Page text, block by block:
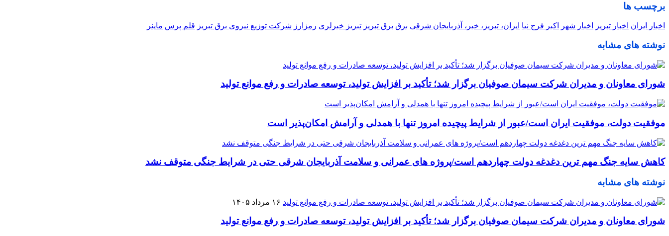
برچسب ها
اخبار ایران اخبار تبریز اخبار شهر اکبر فرج نیا ایران، تبریز، خبر، آذربایجان شرقی برق برق تبریز تبریز خبرلری رمزارز شرکت توزیع نیروی برق تبریز قلم پرس ماینر
نوشته های مشابه
شورای معاونان و مدیران شرکت سیمان صوفیان برگزار شد؛ تأکید بر افزایش تولید، توسعه صادرات و رفع موانع تولید
موفقیت دولت، موفقیت ایران است/عبور از شرایط پیچیده امروز تنها با همدلی و آرامش امکان‌پذیر است
کاهش سایه جنگ مهم ‌ترین دغدغه دولت چهاردهم است/پروژه ‌های عمرانی و سلامت آذربایجان شرقی حتی در شرایط جنگی متوقف نشد
نوشته های مشابه
۱۶ مرداد ۱۴۰۵
شورای معاونان و مدیران شرکت سیمان صوفیان برگزار شد؛ تأکید بر افزایش تولید، توسعه صادرات و رفع موانع تولید